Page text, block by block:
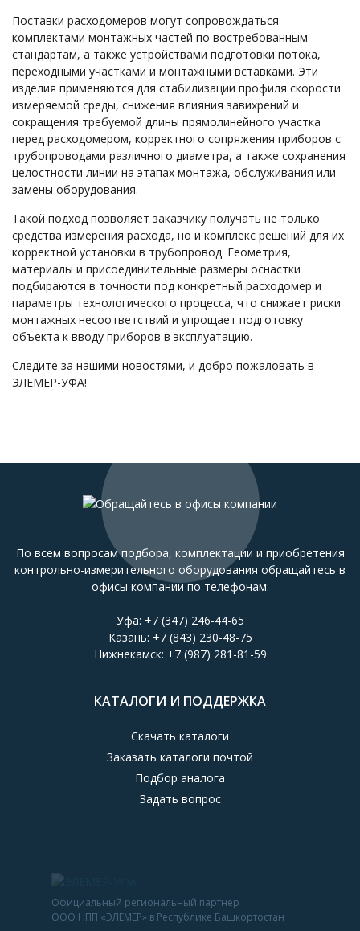
Поставки расходомеров могут сопровождаться
комплектами монтажных частей по востребованным
стандартам, а также устройствами подготовки потока,
переходными участками и монтажными вставками. Эти
изделия применяются для стабилизации профиля скорости
измеряемой среды, снижения влияния завихрений и
сокращения требуемой длины прямолинейного участка
перед расходомером, корректного сопряжения приборов с
трубопроводами различного диаметра, а также сохранения
целостности линии на этапах монтажа, обслуживания или
замены оборудования.
Такой подход позволяет заказчику получать не только
средства измерения расхода, но и комплекс решений для их
корректной установки в трубопровод. Геометрия,
материалы и присоединительные размеры оснастки
подбираются в точности под конкретный расходомер и
параметры технологического процесса, что снижает риски
монтажных несоответствий и упрощает подготовку
объекта к вводу приборов в эксплуатацию.
Следите за нашими новостями, и добро пожаловать в
ЭЛЕМЕР-УФА!
По всем вопросам подбора, комплектации и приобретения
контрольно-измерительного оборудования обращайтесь в
офисы компании по телефонам:
Уфа: +7 (347) 246-44-65
Казань: +7 (843) 230-48-75
Нижнекамск: +7 (987) 281-81-59
КАТАЛОГИ И ПОДДЕРЖКА
Скачать каталоги
Заказать каталоги почтой
Подбор аналога
Задать вопрос
Официальный региональный партнер
ООО НПП «ЭЛЕМЕР» в Республике Башкортостан